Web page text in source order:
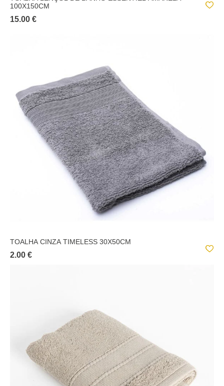
100X150CM
15.00 €
TOALHA CINZA TIMELESS 30X50CM
2.00 €